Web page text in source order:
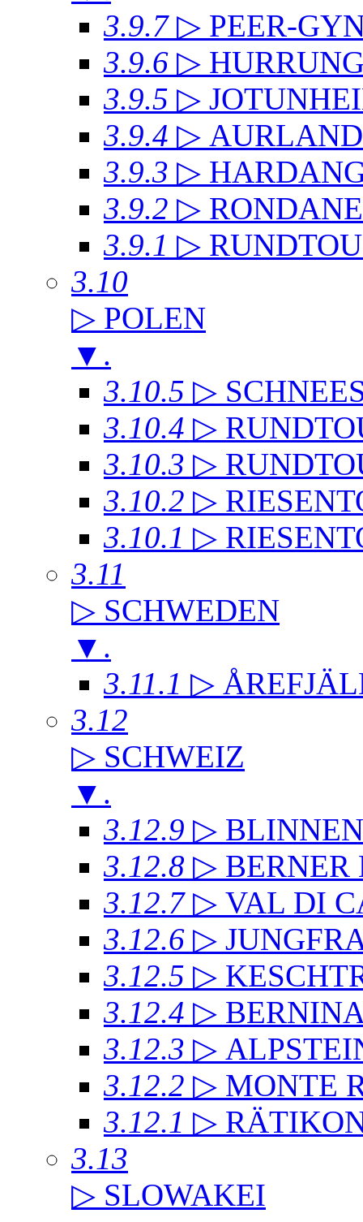
3.9.7 ▷ PEER-
3.9.6 ▷
3.9.5 ▷
3.9.4 ▷
3.9.3 ▷
3.9.2 ▷
3.9.1 ▷
3.10
▷ POLEN
▼ .
3.10.5 ▷
3.10.4 ▷
3.10.3 ▷
3.10.2 ▷
3.10.1 ▷
3.11
▷ SCHWEDEN
▼ .
3.11.1 ▷
3.12
▷ SCHWEIZ
▼ .
3.12.9 ▷
3.12.8 ▷ BERNER
3.12.7 ▷ VAL DI
3.12.6 ▷
3.12.5 ▷
3.12.4 ▷
3.12.3 ▷
3.12.2 ▷ MONTE
3.12.1 ▷
3.13
▷ SLOWAKEI